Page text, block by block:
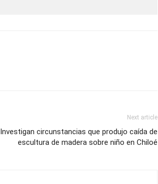
Next article
Investigan circunstancias que produjo caída de
escultura de madera sobre niño en Chiloé